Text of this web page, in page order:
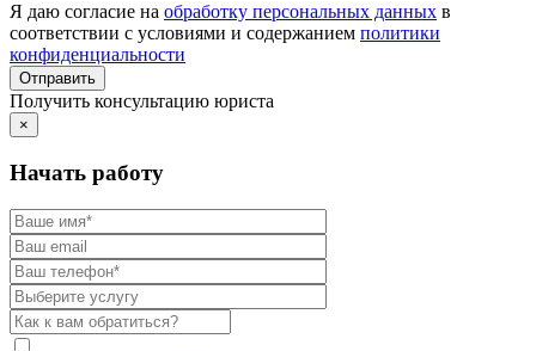
Я даю согласие на обработку персональных данных в
соответствии с условиями и содержанием политики
конфиденциальности
Получить консультацию юриста
×
Начать работу